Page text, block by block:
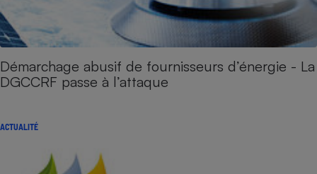
Démarchage abusif de fournisseurs d’énergie - La
DGCCRF passe à l’attaque
ACTUALITÉ